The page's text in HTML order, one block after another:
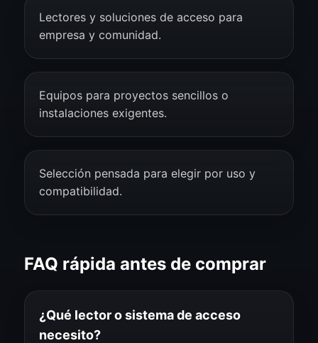
Lectores y soluciones de acceso para
empresa y comunidad.
Equipos para proyectos sencillos o
instalaciones exigentes.
Selección pensada para elegir por uso y
compatibilidad.
FAQ rápida antes de comprar
¿Qué lector o sistema de acceso
necesito?